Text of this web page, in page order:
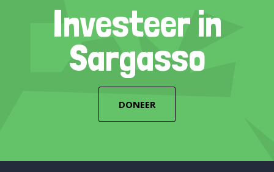
Investeer in
Sargasso
DONEER